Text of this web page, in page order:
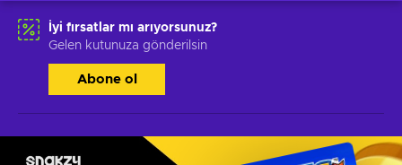
İyi fırsatlar mı arıyorsunuz?
Gelen kutunuza gönderilsin
Abone ol